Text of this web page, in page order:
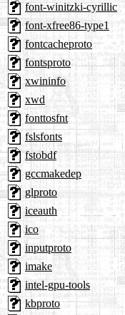
font-winitzki-cyrillic
font-xfree86-type1
fontcacheproto
fontsproto
xwininfo
xwd
fonttosfnt
fslsfonts
fstobdf
gccmakedep
glproto
iceauth
ico
inputproto
imake
intel-gpu-tools
kbproto